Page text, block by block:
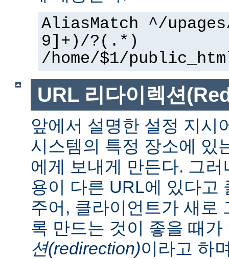
AliasMatch ^/
9]+)/?(.*)
/home/$1/
URL 리다이렉션
앞에서 설명한 설정 지시
시스템의 특정 장소에 있
에게 보내게 만든다. 그
용이 다른 URL에 있다고
주어, 클라이언트가 새로
록 만드는 것이 좋을 때
션(redirection)이라고 하